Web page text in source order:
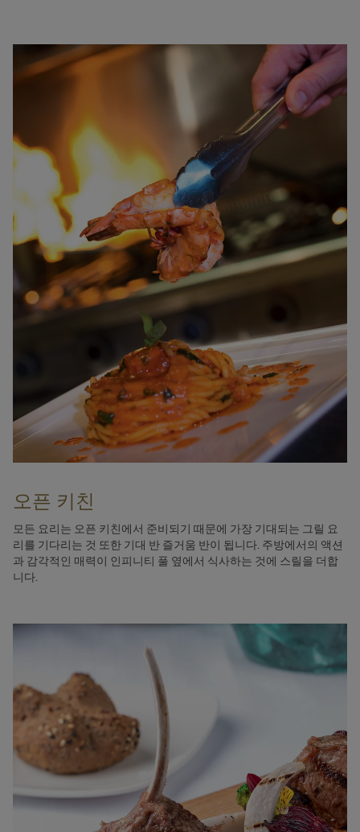
오픈 키친
모든 요리는 오픈 키친에서 준비되기 때문에 가장 기대되는 그릴 요
리를 기다리는 것 또한 기대 반 즐거움 반이 됩니다. 주방에서의 액션
과 감각적인 매력이 인피니티 풀 옆에서 식사하는 것에 스릴을 더합
니다.